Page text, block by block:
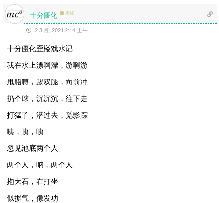
十分僵化 离线
2 3 月, 2021 2:14 上午
十分僵化歪楼戏水记
我在水上漂啊漂，游啊游
甩胳膊，踢双腿，向前冲
扔个球， 沉沉沉，往下走
打猛子，潜过去，觅影踪
咦，咦，咦
忽见池底两个人
两个人，呐，两个人
抱大石，在打坐
似摒气，像发功